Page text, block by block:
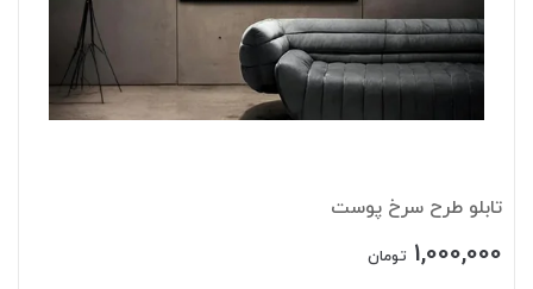
تابلو طرح سرخ پوست
1,000,000 تومان